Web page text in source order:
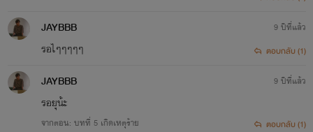
JAYBBB
รอไๆๆๆๆๆ
9 ปีที่แล้ว
ตอบกลับ (1)
JAYBBB
รอยุน้ะ
จากตอน: บทที่ 5 เกิดเหตุร้าย
9 ปีที่แล้ว
ตอบกลับ (1)